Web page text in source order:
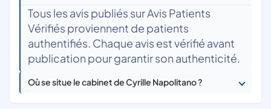
Tous les avis publiés sur Avis Patients
Vérifiés proviennent de patients
authentifiés. Chaque avis est vérifié avant
publication pour garantir son authenticité.
Où se situe le cabinet de Cyrille Napolitano ?